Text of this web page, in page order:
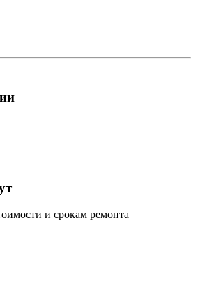
и срокам ремонта